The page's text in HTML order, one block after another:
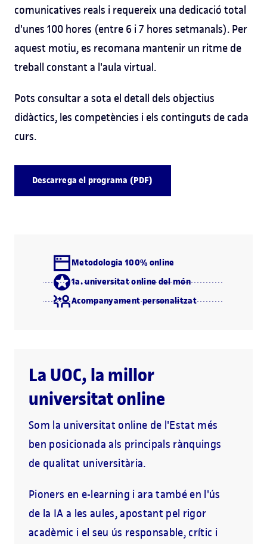
comunicatives reals i requereix una dedicació total
d'unes 100 hores (entre 6 i 7 hores setmanals). Per
aquest motiu, es recomana mantenir un ritme de
treball constant a l'aula virtual.
Pots consultar a sota el detall dels objectius
didàctics, les competències i els continguts de cada
curs.
Descarrega el programa (PDF)
Metodologia 100% online
1a. universitat online del món
Acompanyament personalitzat
La UOC, la millor
universitat online
Som la universitat online de l'Estat més
ben posicionada als principals rànquings
de qualitat universitària.
Pioners en e-learning i ara també en l'ús
de la IA a les aules, apostant pel rigor
acadèmic i el seu ús responsable, crític i